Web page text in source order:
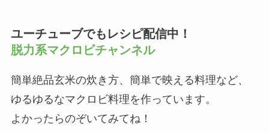
ユーチューブでもレシピ配信中！
脱力系マクロビチャンネル
簡単絶品玄米の炊き方、簡単で映える料理など、
ゆるゆるなマクロビ料理を作っています。
よかったらのぞいてみてね！